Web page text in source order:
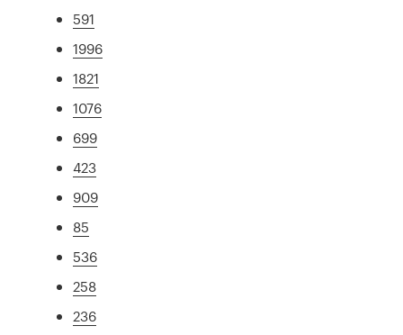
591
1996
1821
1076
699
423
909
85
536
258
236